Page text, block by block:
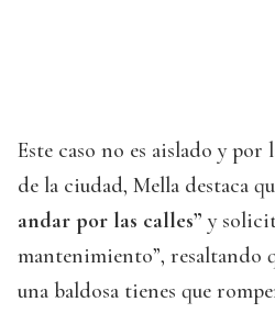
Este caso no es aislado y por
de la ciudad, Mella destaca
andar por las calles” y
mantenimiento”, resaltando
una baldosa tienes que